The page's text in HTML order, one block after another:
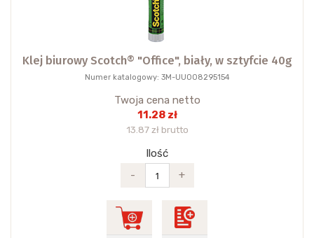
Klej biurowy Scotch® "Office", biały, w sztyfcie 40g
Numer katalogowy: 3M-UU008295154
Twoja cena netto
11.28 zł
13.87 zł brutto
Ilość
-
+